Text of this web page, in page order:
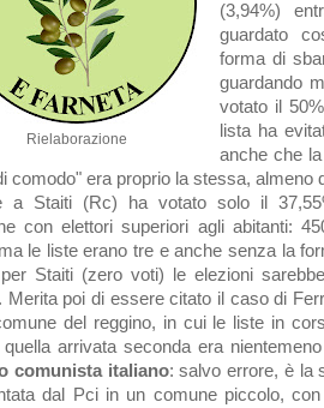
Rielaborazione
(3,94%)
guardato
forma di
guardando
votato il
lista ha
anche che
comodo" era proprio la stessa, almeno
a Staiti (Rc) ha votato solo il
con elettori superiori agli abitanti:
le liste erano tre e anche senza la
Staiti (zero voti) le elezioni
Merita poi di essere citato il caso di
del reggino, in cui le liste in
arrivata seconda era
comunista italiano: salvo errore, è la
dal Pci in un comune piccolo,